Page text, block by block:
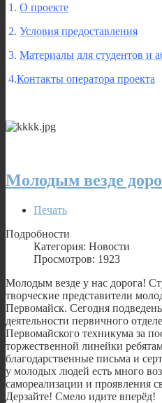
1. О проекте
2. Условия предоставления
3. Материалы для студентов и
4.Контакты оператора проекта
Молодым везде
Печать
Подробности
Категория: Новости
Просмотров: 1923
Молодым везде у нас дорога!
творческие представители
Первомайск. Сегодня
деятельности первичного
Первомайского техникума за
торжественной линейки
благодарственные письма и
у молодых людей есть много
самореализации и проявления
Дерзайте! Смело идите вперёд!